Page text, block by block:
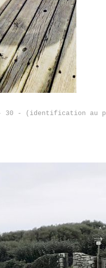
- 30 - (identification au